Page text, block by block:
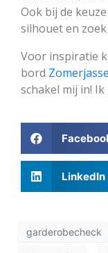
Ook bij de
silhouet en
Voor inspiratie
bord
schakel mij in!
LinkedIn
garderobecheck